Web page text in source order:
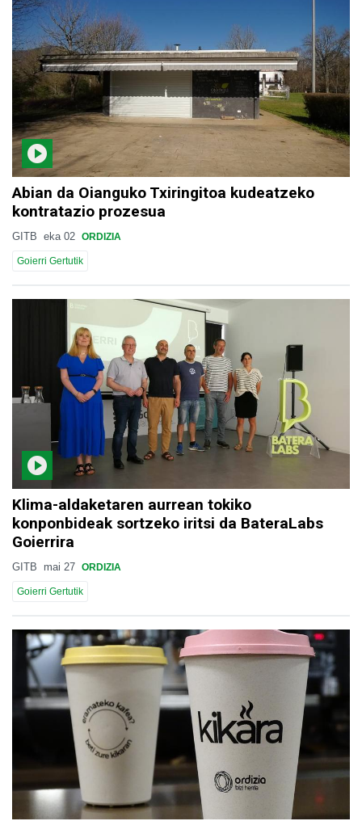
Abian da Oianguko Txiringitoa kudeatzeko
kontratazio prozesua
GITB eka 02 ORDIZIA
Goierri Gertutik
Klima-aldaketaren aurrean tokiko
konponbideak sortzeko iritsi da BateraLabs
Goierrira
GITB mai 27 ORDIZIA
Goierri Gertutik